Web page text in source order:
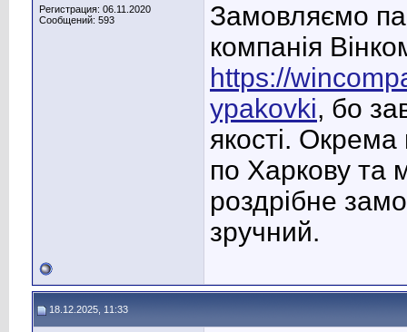
Регистрация: 06.11.2020
Сообщений: 593
Замовляємо
компанія
https://
ypakovki, бо
якості.
по Харкову та
роздрібне
зручний.
18.12.2025, 11:33